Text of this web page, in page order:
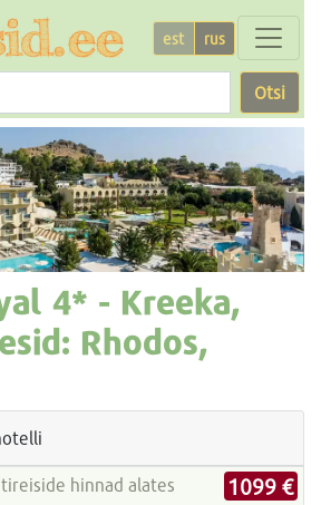
est rus
Otsi
4* - Kreeka,
Rhodos,
hinnad alates 1099 €